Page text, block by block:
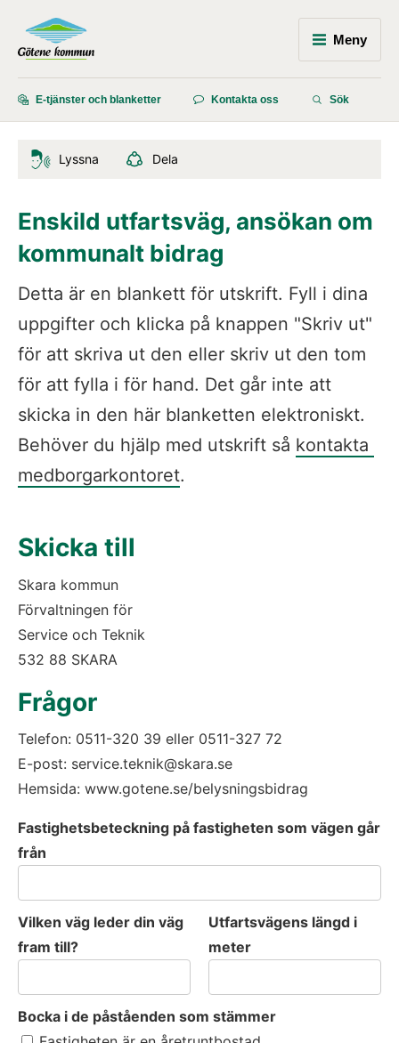
Meny
E-tjänster och blanketter Kontakta oss Sök
Lyssna Dela
Enskild utfartsväg, ansökan om
kommunalt bidrag
Detta är en blankett för utskrift. Fyll i dina
uppgifter och klicka på knappen "Skriv ut"
för att skriva ut den eller skriv ut den tom
för att fylla i för hand. Det går inte att
skicka in den här blanketten elektroniskt.
Behöver du hjälp med utskrift så kontakta
medborgarkontoret.
Skicka till
Skara kommun
Förvaltningen för
Service och Teknik
532 88 SKARA
Frågor
Telefon: 0511-320 39 eller 0511-327 72
E-post: service.teknik@skara.se
Hemsida: www.gotene.se/belysningsbidrag
Fastighetsbeteckning på fastigheten som vägen går
från
Vilken väg leder din väg
fram till?
Utfartsvägens längd i
meter
Bocka i de påståenden som stämmer
Bocka i de påståenden som stämmer